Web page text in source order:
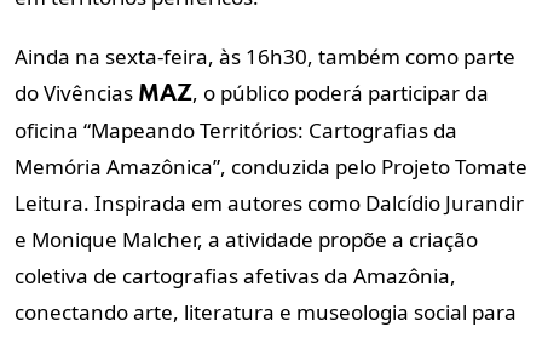
Ainda na sexta-feira, às 16h30, também como parte
do Vivências MAZ, o público poderá participar da
oficina “Mapeando Territórios: Cartografias da
Memória Amazônica”, conduzida pelo Projeto Tomate
Leitura. Inspirada em autores como Dalcídio Jurandir
e Monique Malcher, a atividade propõe a criação
coletiva de cartografias afetivas da Amazônia,
conectando arte, literatura e museologia social para